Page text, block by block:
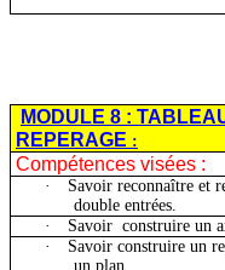
MODULE 8 :
REPERAGE :
Compétences visées :
·
Savoir reconnaître et
double entrées.
·
Savoir construire un
·
Savoir construire un
un plan